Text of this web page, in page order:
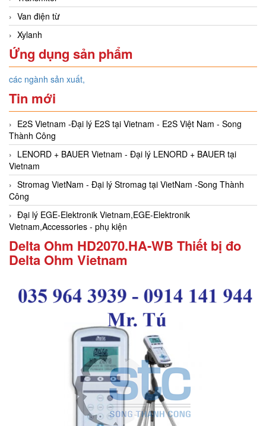
Van điện từ
Xylanh
Ứng dụng sản phẩm
các ngành sản xuất,
Tin mới
E2S Vietnam -Đại lý E2S tại Vietnam - E2S Việt Nam - Song
Thành Công
LENORD + BAUER Vietnam - Đại lý LENORD + BAUER tại
Vietnam
Stromag VietNam - Đại lý Stromag tại VietNam -Song Thành
Công
Đại lý EGE-Elektronik Vietnam,EGE-Elektronik
Vietnam,Accessories - phụ kiện
Delta Ohm HD2070.HA-WB Thiết bị đo
Delta Ohm Vietnam